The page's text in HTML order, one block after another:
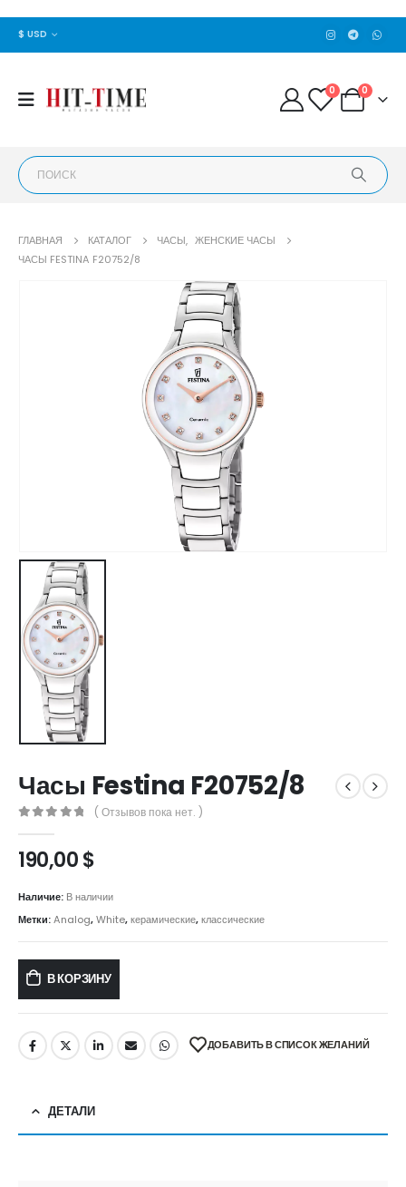
$ USD
0 0
ГЛАВНАЯ КАТАЛОГ ЧАСЫ, ЖЕНСКИЕ ЧАСЫ
ЧАСЫ FESTINA F20752/8
Часы Festina F20752/8
( Отзывов пока нет. )
190,00$
Наличие: В наличии
Метки:Analog,White,керамические,классические
В КОРЗИНУ
ДОБАВИТЬ В СПИСОК ЖЕЛАНИЙ
ДЕТАЛИ